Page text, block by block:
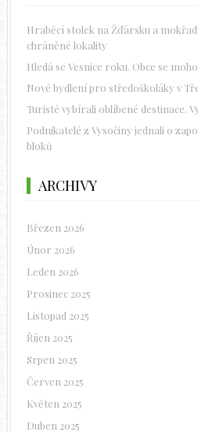
Hraběcí stolek na Žďársku a
chráněné lokality
Hledá se Vesnice roku. Obce se
Nové bydlení pro středoškoláky v
Turisté vybírali oblíbené destinace.
Podnikatelé z Vysočiny jednali o
bloků
ARCHIVY
Březen 2026
Únor 2026
Leden 2026
Prosinec 2025
Listopad 2025
Říjen 2025
Srpen 2025
Červen 2025
Květen 2025
Duben 2025